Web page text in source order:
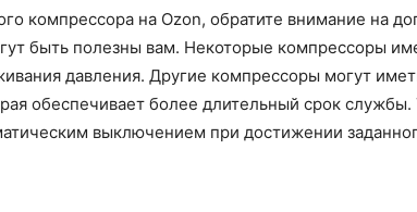
компрессора на Ozon, обратите внимание на
быть полезны вам. Некоторые компрессоры
давления. Другие компрессоры могут
обеспечивает более длительный срок
выключением при достижении